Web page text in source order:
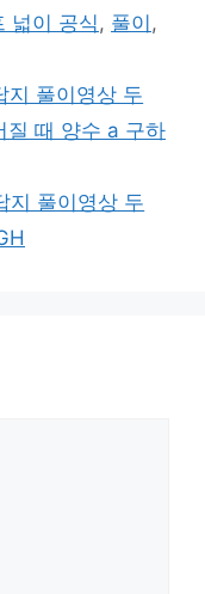
넓이 공식 , 풀이 ,
지 풀이영상 두
질 때 양수 a 구하
지 풀이영상 두